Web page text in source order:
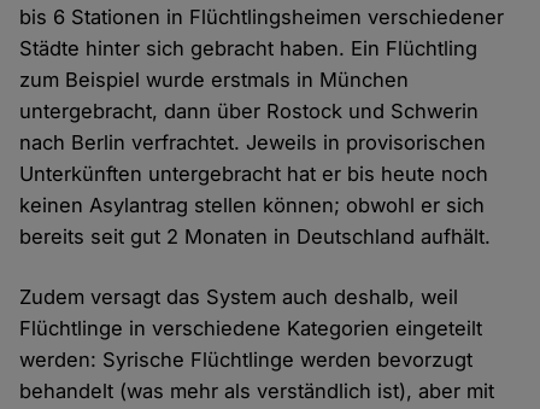
bis 6 Stationen in Flüchtlingsheimen verschiedener
Städte hinter sich gebracht haben. Ein Flüchtling
zum Beispiel wurde erstmals in München
untergebracht, dann über Rostock und Schwerin
nach Berlin verfrachtet. Jeweils in provisorischen
Unterkünften untergebracht hat er bis heute noch
keinen Asylantrag stellen können; obwohl er sich
bereits seit gut 2 Monaten in Deutschland aufhält.
Zudem versagt das System auch deshalb, weil
Flüchtlinge in verschiedene Kategorien eingeteilt
werden: Syrische Flüchtlinge werden bevorzugt
behandelt (was mehr als verständlich ist), aber mit